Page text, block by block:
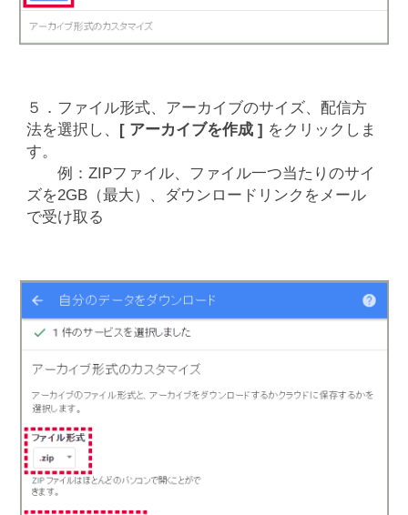
５．ファイル形式、アーカイブのサイズ、配信方
法を選択し、 [ アーカイブを作成 ] をクリックしま
す。
例：ZIPファイル、ファイル一つ当たりのサイ
ズを2GB（最大）、ダウンロードリンクをメール
で受け取る